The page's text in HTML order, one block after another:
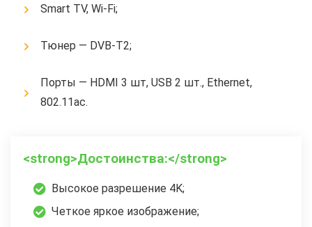
Smart TV, Wi-Fi;
Тюнер — DVB-T2;
Порты — HDMI 3 шт, USB 2 шт., Ethernet,
802.11ac.
<strong>Достоинства:</strong>
Высокое разрешение 4K;
Четкое яркое изображение;